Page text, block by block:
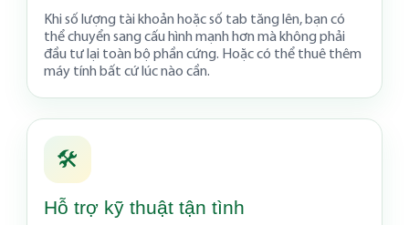
Khi số lượng tài khoản hoặc số tab tăng lên, bạn có
thể chuyển sang cấu hình mạnh hơn mà không phải
đầu tư lại toàn bộ phần cứng. Hoặc có thể thuê thêm
máy tính bất cứ lúc nào cần.
🛠️
Hỗ trợ kỹ thuật tận tình